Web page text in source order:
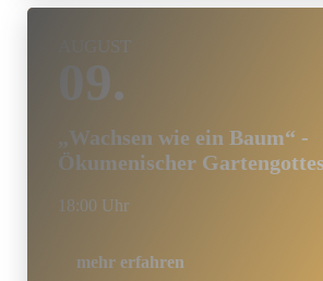
AUGUST
09.
„Wachsen wie ein Baum“ -
Ökumenischer
18:00 Uhr
mehr erfahren